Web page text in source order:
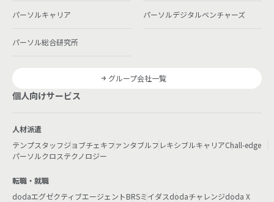
パーソルキャリア パーソルデジタルベンチャーズ
パーソル総合研究所
グループ会社一覧
個人向けサービス
人材派遣
テンプスタッフジョブチェキファンタブルフレキシブルキャリアChall-edge
パーソルクロステクノロジー
転職・就職
dodaエグゼクティブエージェントBRSミイダスdodaチャレンジdoda X